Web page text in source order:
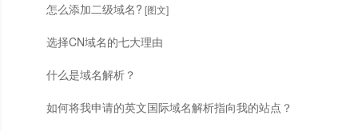
怎么添加二级域名? [图文]
选择CN域名的七大理由
什么是域名解析？
如何将我申请的英文国际域名解析指向我的站点？